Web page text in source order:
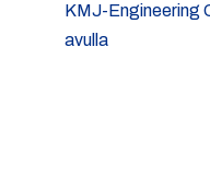
KMJ-Engineering
avulla